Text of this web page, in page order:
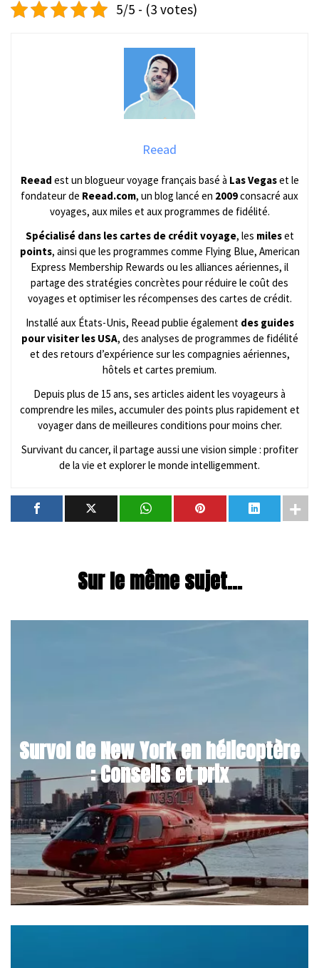
5/5 - (3 votes)
Reead
Reead est un blogueur voyage français basé à Las Vegaset le
fondateur de Reead.com, un blog lancé en 2009consacré aux
voyages, aux miles et aux programmes de fidélité.
Spécialisé dans les cartes de crédit voyage, les mileset
points, ainsi que les programmes comme Flying Blue, American
Express Membership Rewards ou les alliances aériennes, il
partage des stratégies concrètes pour réduire le coût des
voyages et optimiser les récompenses des cartes de crédit.
Installé aux États-Unis, Reead publie également des guides
pour visiter les USA, des analyses de programmes de fidélité
et des retours d’expérience sur les compagnies aériennes,
hôtels et cartes premium.
Depuis plus de 15 ans, ses articles aident les voyageurs à
comprendre les miles, accumuler des points plus rapidement et
voyager dans de meilleures conditions pour moins cher.
Survivant du cancer, il partage aussi une vision simple : profiter
de la vie et explorer le monde intelligemment.
Sur le même sujet...
Survol de New York en hélicoptère
: Conseils et prix